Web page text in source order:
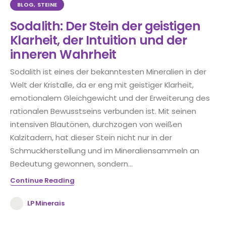
BLOG, STEINE
Sodalith: Der Stein der geistigen
Klarheit, der Intuition und der
inneren Wahrheit
Sodalith ist eines der bekanntesten Mineralien in der
Welt der Kristalle, da er eng mit geistiger Klarheit,
emotionalem Gleichgewicht und der Erweiterung des
rationalen Bewusstseins verbunden ist. Mit seinen
intensiven Blautönen, durchzogen von weißen
Kalzitadern, hat dieser Stein nicht nur in der
Schmuckherstellung und im Mineraliensammeln an
Bedeutung gewonnen, sondern...
Continue Reading
LP Minerais